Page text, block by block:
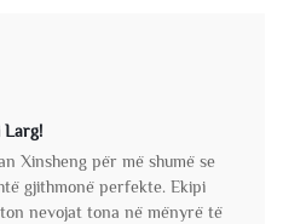
Larg!
Xinsheng për më shumë se
gjithmonë perfekte. Ekipi
nevojat tona në mënyrë të